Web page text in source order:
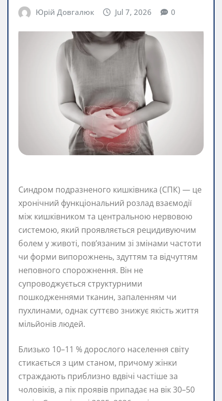
Юрій Довгалюк Jul 7, 2026 0
Синдром подразненого кишківника (СПК) — це
хронічний функціональний розлад взаємодії
між кишківником та центральною нервовою
системою, який проявляється рецидивуючим
болем у животі, пов’язаним зі змінами частоти
чи форми випорожнень, здуттям та відчуттям
неповного спорожнення. Він не
супроводжується структурними
пошкодженнями тканин, запаленням чи
пухлинами, однак суттєво знижує якість життя
мільйонів людей.
Близько 10–11 % дорослого населення світу
стикається з цим станом, причому жінки
страждають приблизно вдвічі частіше за
чоловіків, а пік проявів припадає на вік 30–50